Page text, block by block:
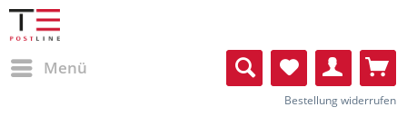
Menü
Bestellung widerrufen